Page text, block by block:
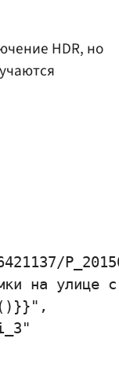
HDR, но
на улице